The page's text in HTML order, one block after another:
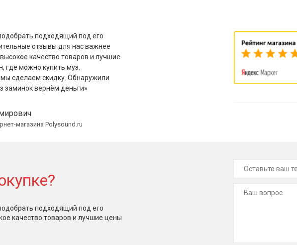
подходящий под его
отзывы для нас важнее
качество товаров и лучшие
где можно купить муз.
сделаем скидку. Обнаружили
заминок вернём деньги»
магазина Polysound.ru
подходящий под его
качество товаров и лучшие цены